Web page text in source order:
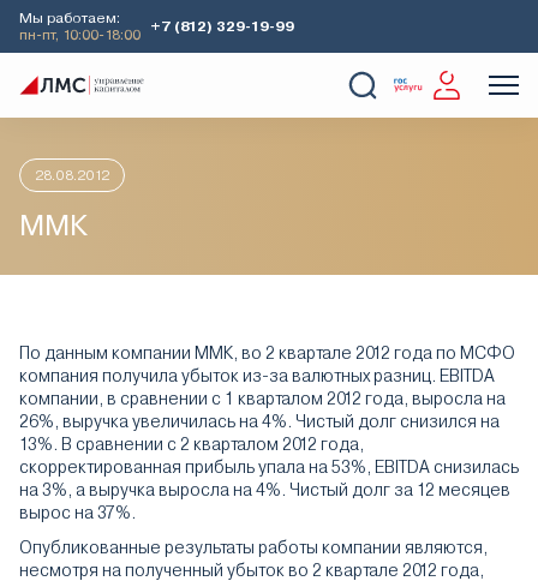
Мы работаем:
пн-пт, 10:00-18:00
+7 (812) 329-19-99
Главная Аналитика
28.08.2012
ММК
По данным компании ММК, во 2 квартале 2012 года по МСФО
компания получила убыток из-за валютных разниц. EBITDA
компании, в сравнении с 1 кварталом 2012 года, выросла на
26%, выручка увеличилась на 4%. Чистый долг снизился на
13%. В сравнении с 2 кварталом 2012 года,
скорректированная прибыль упала на 53%, EBITDA снизилась
на 3%, а выручка выросла на 4%. Чистый долг за 12 месяцев
вырос на 37%.
Опубликованные результаты работы компании являются,
несмотря на полученный убыток во 2 квартале 2012 года,